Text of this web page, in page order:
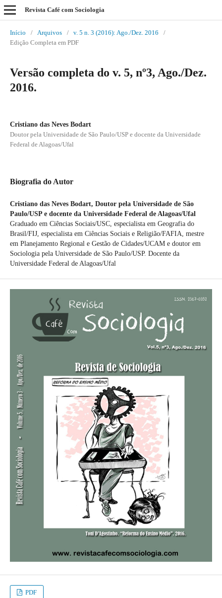
Revista Café com Sociologia
Início / Arquivos / v. 5 n. 3 (2016): Ago./Dez. 2016
/
Edição Completa em PDF
Versão completa do v. 5, nº3, Ago./Dez.
2016.
Cristiano das Neves Bodart
Doutor pela Universidade de São Paulo/USP e docente da Universidade
Federal de Alagoas/Ufal
Biografia do Autor
Cristiano das Neves Bodart, Doutor pela Universidade de São
Paulo/USP e docente da Universidade Federal de Alagoas/Ufal
Graduado em Ciências Sociais/USC, especialista em Geografia do
Brasil/FIJ, especialista em Ciências Sociais e Religião/FAFIA, mestre
em Planejamento Regional e Gestão de Cidades/UCAM e doutor em
Sociologia pela Universidade de São Paulo/USP. Docente da
Universidade Federal de Alagoas/Ufal
PDF